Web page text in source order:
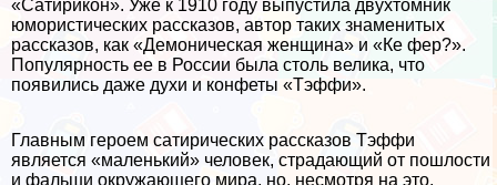
«Сатирикон». Уже к 1910 году выпустила двухтомник
юмористических рассказов, автор таких знаменитых
рассказов, как «Демоническая женщина» и «Ке фер?».
Популярность ее в России была столь велика, что
появились даже духи и конфеты «Тэффи».
Главным героем сатирических рассказов Тэффи
является «маленький» человек, страдающий от пошлости
и фальши окружающего мира, но, несмотря на это,